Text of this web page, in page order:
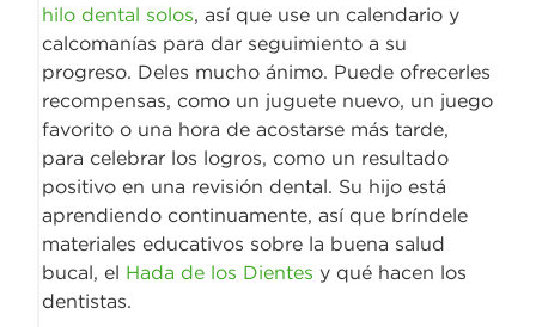
hilo dental solos, así que use un calendario y
calcomanías para dar seguimiento a su
progreso. Deles mucho ánimo. Puede ofrecerles
recompensas, como un juguete nuevo, un juego
favorito o una hora de acostarse más tarde,
para celebrar los logros, como un resultado
positivo en una revisión dental. Su hijo está
aprendiendo continuamente, así que bríndele
materiales educativos sobre la buena salud
bucal, el Hada de los Dientes y qué hacen los
dentistas.